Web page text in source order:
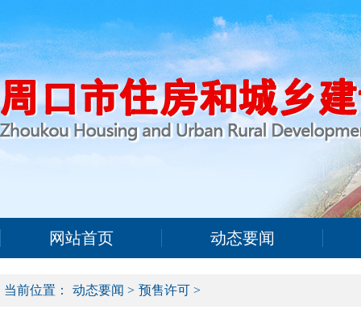
网站首页 动态要闻
当前位置： 动态要闻 > 预售许可 >